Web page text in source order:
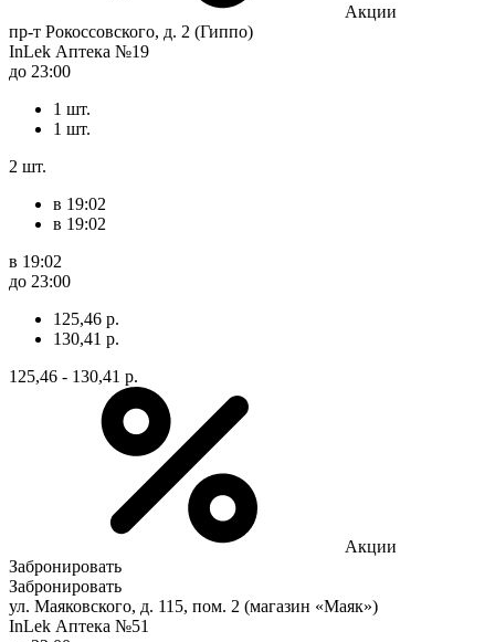
Акции
пр-т Рокоссовского, д. 2 (Гиппо)
InLek Аптека №19
до 23:00
1 шт.
1 шт.
2 шт.
в 19:02
в 19:02
в 19:02
до 23:00
125,46 р.
130,41 р.
125,46 - 130,41 р.
Акции
Забронировать
Забронировать
ул. Маяковского, д. 115, пом. 2 (магазин «Маяк»)
InLek Аптека №51